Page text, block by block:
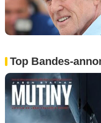
Top Bandes-